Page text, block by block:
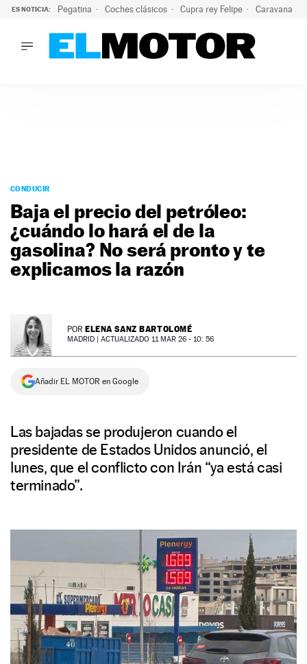
ES NOTICIA: Pegatina Coches clásicos Cupra rey Felipe Caravana
PODCAST
MOTOS
TECNOLOGÍA
SUPERCOCHES
MOTORTV
NEWSLETTER
CONDUCIR
Baja el precio del petróleo:
¿cuándo lo hará el de la
gasolina? No será pronto y te
explicamos la razón
POR ELENA SANZ BARTOLOMÉ
MADRID | ACTUALIZADO 11 MAR 26 - 10: 56
Añadir EL MOTOR en Google
Las bajadas se produjeron cuando el
presidente de Estados Unidos anunció, el
lunes, que el conflicto con Irán “ya está casi
terminado”.